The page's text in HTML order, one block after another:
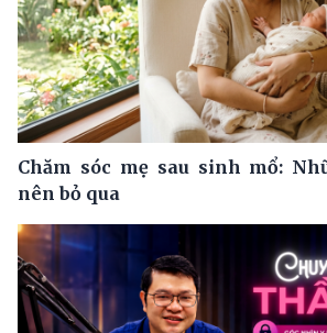
Chăm sóc mẹ sau sinh mổ:
nên bỏ qua